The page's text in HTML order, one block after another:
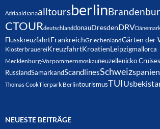
Adriaaldianaalltoursberlin
CTOURdeutschlanddonauDresdenDRV
FlusskreuzfahrtFrankreichGriechenlandGärten der
KlosterbrauereiKreuzfahrtKroatienLeipzigmallorca
Mecklenburg-Vorpommernmoskauneuzellenicko Cruises
RusslandSamarkandScandlinesSchweizspanien
Thomas CookTierpark BerlintourismusTUI
NEUESTE BEITRÄGE